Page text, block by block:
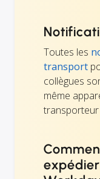
Toutes les
transport
collègues
même
transporteur